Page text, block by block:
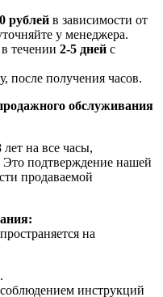
рублей в зависимости от
у менеджера.
в течении 2-5 дней с
после получения часов.
обслуживания
на все часы,
подтверждение нашей
продаваемой
на
инструкций